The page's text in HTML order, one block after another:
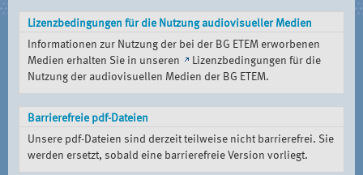
Lizenzbedingungen für die Nutzung audiovisueller Medien
Informationen zur Nutzung der bei der BG ETEM erworbenen
Medien erhalten Sie in unseren
Lizenzbedingungen für die
Nutzung der audiovisuellen Medien der BG ETEM.
Barrierefreie pdf-Dateien
Unsere pdf-Dateien sind derzeit teilweise nicht barrierefrei. Sie
werden ersetzt, sobald eine barrierefreie Version vorliegt.